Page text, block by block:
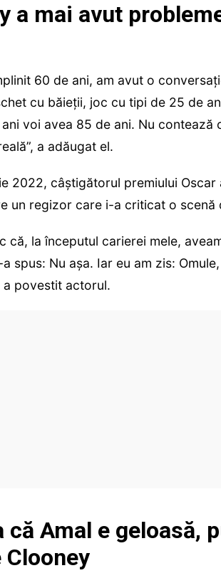
a mai avut
60 de ani, am avut o
cu băieții, joc cu tipi de 25 de
voi avea 85 de ani. Nu contează
a adăugat el.
2022, câștigătorul premiului
un regizor care i-a criticat o scenă
că, la începutul carierei mele,
spus: Nu așa. Iar eu am zis:
a povestit actorul.
că Amal e geloasă,
Clooney